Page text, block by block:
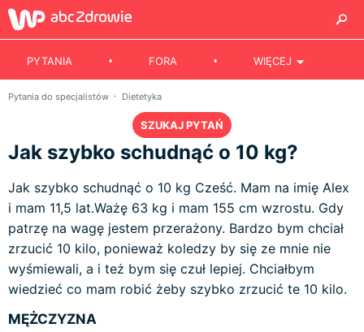
PYTANIA FORA WIĘCEJ
Pytania do specjalistów Dietetyka
SZUKAJ PYTAŃ
Jak szybko schudnąć o 10 kg?
Jak szybko schudnąć o 10 kg Cześć. Mam na imię Alex
i mam 11,5 lat.Ważę 63 kg i mam 155 cm wzrostu. Gdy
patrzę na wagę jestem przerażony. Bardzo bym chciał
zrzucić 10 kilo, ponieważ koledzy by się ze mnie nie
wyśmiewali, a i też bym się czuł lepiej. Chciałbym
wiedzieć co mam robić żeby szybko zrzucić te 10 kilo.
MĘŻCZYZNA